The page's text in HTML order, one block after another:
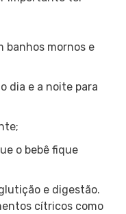
banhos mornos e
dia e a noite para
o bebê fique
e digestão.
cítricos como